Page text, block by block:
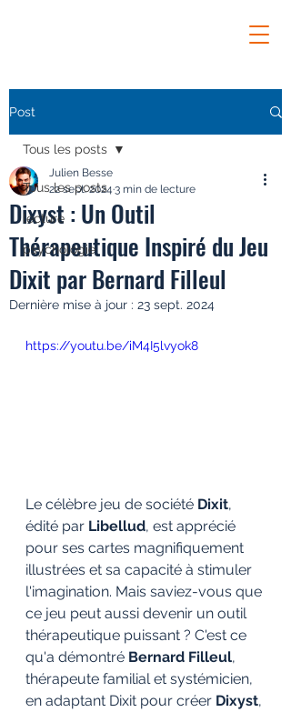
Post
Tous les posts
lecture
psychologie
Tous les posts
Dixyst : Un Outil
Thérapeutique Inspiré du Jeu
Dixit par Bernard Filleul
Julien Besse
22 sept. 2024 3 min de lecture
Dernière mise à jour : 23 sept. 2024
https://youtu.be/iM4I5lvyok8
Le célèbre jeu de société Dixit,
édité par Libellud, est apprécié
pour ses cartes magnifiquement
illustrées et sa capacité à stimuler
l'imagination. Mais saviez-vous que
ce jeu peut aussi devenir un outil
thérapeutique puissant ? C'est ce
qu'a démontré Bernard Filleul,
thérapeute familial et systémicien,
en adaptant Dixit pour créer Dixyst,